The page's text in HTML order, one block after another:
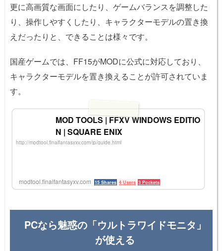
更に高画質な画面にしたり、ゲームバランスを調整した
り、操作しやすくしたり、キャラクターモデルの置き換
えだったりと、できることは様々です。
国産ゲームでは、FF15がMODに公式に対応しており、
キャラクターモデルを置き換えることが許可されていま
す。
MOD TOOLS | FFXV WINDOWS EDITIO
N | SQUARE ENIX
http://modtool.finalfantasyxv.com/jp/guide.html
modtool.finalfantasyxv.com 15 Shares 4 Users 3 Pockets
PCなら魅惑の「ウルトラワイドモニタ」
が使える